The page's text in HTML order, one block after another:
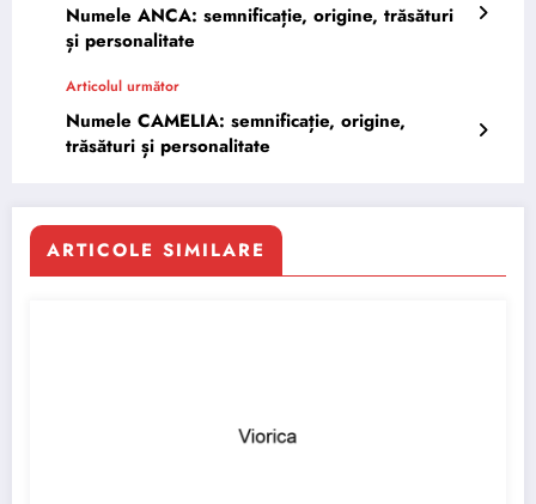
Numele ANCA: semnificație, origine, trăsături
și personalitate
Articolul următor
Numele CAMELIA: semnificație, origine,
trăsături și personalitate
ARTICOLE SIMILARE